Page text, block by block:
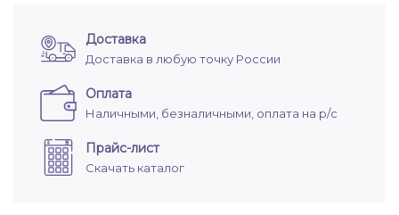
Доставка
Доставка в любую точку России
Оплата
Наличными, безналичными, оплата на р/с
Прайс-лист
Скачать каталог